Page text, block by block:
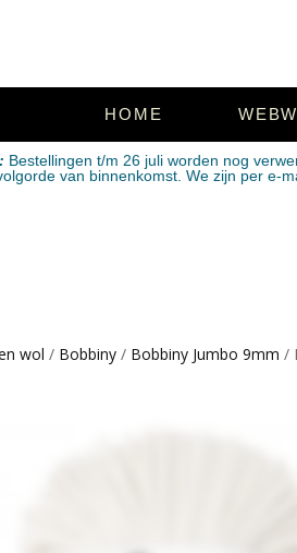
HOME
Bestellingen t/m 26 juli worden nog
van binnenkomst. We zijn per e-
wol / Bobbiny / Bobbiny Jumbo 9mm /